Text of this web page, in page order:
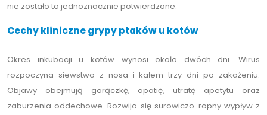
nie zostało to jednoznacznie potwierdzone.
Cechy kliniczne grypy ptaków u kotów
Okres inkubacji u kotów wynosi około dwóch dni. Wirus
rozpoczyna siewstwo z nosa i kałem trzy dni po zakażeniu.
Objawy obejmują gorączkę, apatię, utratę apetytu oraz
zaburzenia oddechowe. Rozwija się surowiczo-ropny wypływ z